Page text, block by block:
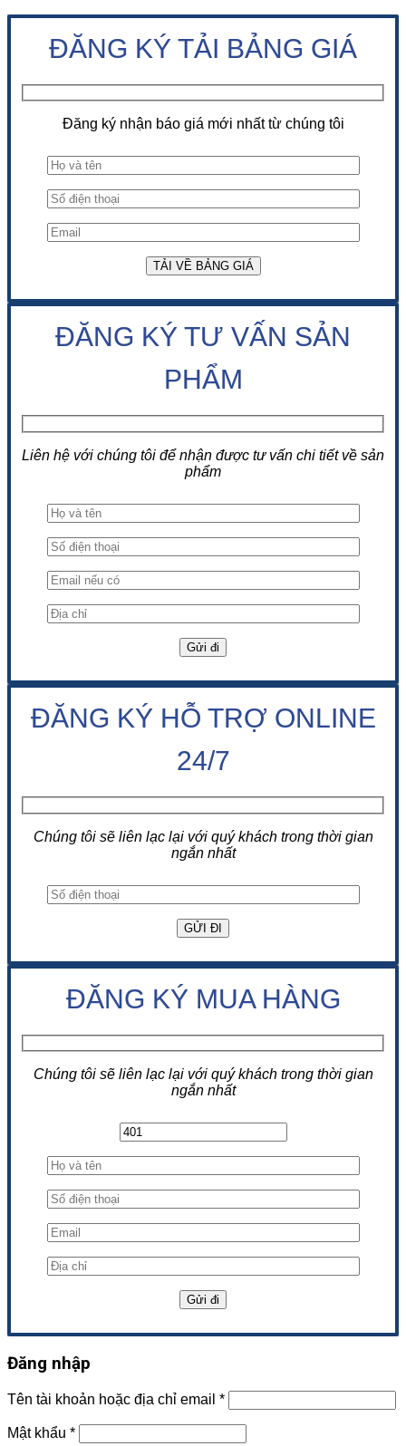
ĐĂNG KÝ TẢI BẢNG GIÁ
Đăng ký nhận báo giá mới nhất từ chúng tôi
ĐĂNG KÝ TƯ VẤN SẢN
PHẨM
Liên hệ với chúng tôi để nhận được tư vấn chi tiết về sản
phẩm
ĐĂNG KÝ HỖ TRỢ ONLINE
24/7
Chúng tôi sẽ liên lạc lại với quý khách trong thời gian
ngắn nhất
ĐĂNG KÝ MUA HÀNG
Chúng tôi sẽ liên lạc lại với quý khách trong thời gian
ngắn nhất
Đăng nhập
Tên tài khoản hoặc địa chỉ email *
Mật khẩu *